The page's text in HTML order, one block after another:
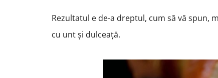
Rezultatul e de-a dreptul, cum să vă spun,
cu unt și dulceață.